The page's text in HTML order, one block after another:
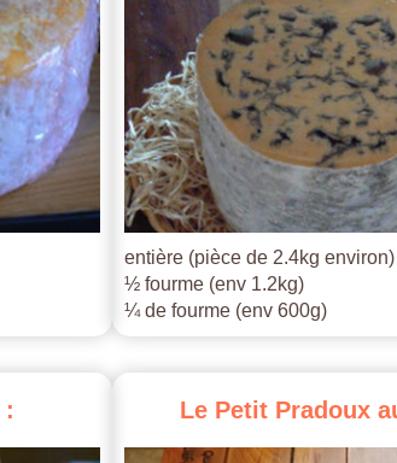
entière (pièce de 2.4kg environ)
½ fourme (env 1.2kg)
¼ de fourme (env 600g)
: Le Petit Pradoux